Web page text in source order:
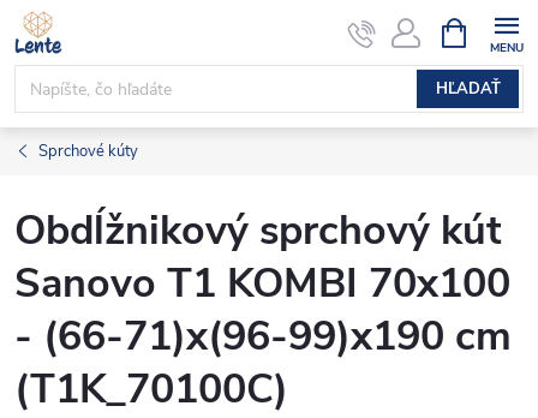
Prejsť
na
obsah
HĽADAŤ
KOŠÍK
Sprchové kúty
Obdĺžnikový sprchový kút
Sanovo T1 KOMBI 70x100
- (66-71)x(96-99)x190 cm
(T1K_70100C)